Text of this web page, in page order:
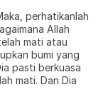
perhatikanlah
Allah
mati atau
bumi yang
pasti berkuasa
mati. Dan Dia